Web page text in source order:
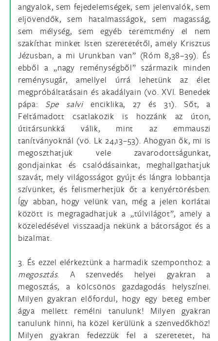
angyalok, sem fejedelemségek, sem jelenvalók, sem
eljövendők, sem hatalmasságok, sem magasság,
sem mélység, sem egyéb teremtmény el nem
szakíthat minket Isten szeretetétől, amely Krisztus
Jézusban, a mi Urunkban van” (Róm 8,38–39). És
ebből a „nagy reménységből” származik minden
reménysugár, amellyel úrrá lehetünk az élet
megpróbáltatásain és akadályain (vö. XVI. Benedek
pápa: Spe salvienciklika, 27 és 31). Sőt, a
Feltámadott csatlakozik is hozzánk az úton,
útitársunkká válik, mint az emmauszi
tanítványoknál (vö. Lk 24,13–53). Ahogyan ők, mi is
megoszthatjuk vele zavarodottságunkat,
gondjainkat és csalódásainkat, meghallgathatjuk
szavát, mely világosságot gyújt és lángra lobbantja
szívünket, és felismerhetjük őt a kenyértörésben.
Így abban, hogy velünk van, még a jelen korlátai
között is megragadhatjuk a „túlvilágot”, amely a
közeledésével visszaadja nekünk a bátorságot és a
bizalmat.
3. És ezzel elérkeztünk a harmadik szemponthoz: a
megosztás. A szenvedés helyei gyakran a
megosztás, a kölcsönös gazdagodás helyszínei.
Milyen gyakran előfordul, hogy egy beteg ember
ágya mellett remélni tanulunk! Milyen gyakran
tanulunk hinni, ha közel kerülünk a szenvedőkhöz!
Milyen gyakran fedezzük fel a szeretetet, ha